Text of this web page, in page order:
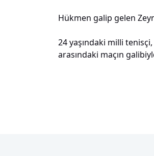
Hükmen galip gelen
24 yaşındaki milli
arasındaki maçın